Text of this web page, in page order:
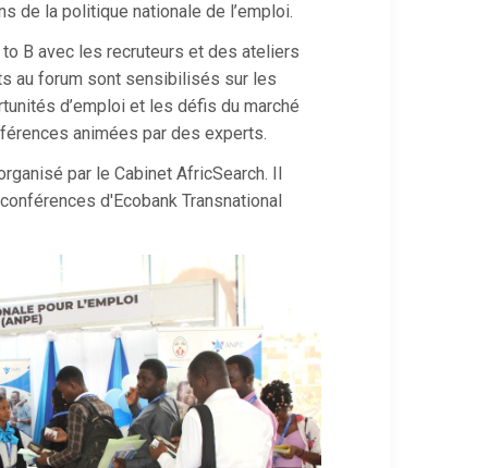
de la politique nationale de l’emploi.
B avec les recruteurs et des ateliers
au forum sont sensibilisés sur les
d’emploi et les défis du marché
animées par des experts.
par le Cabinet AfricSearch. Il
d'Ecobank Transnational